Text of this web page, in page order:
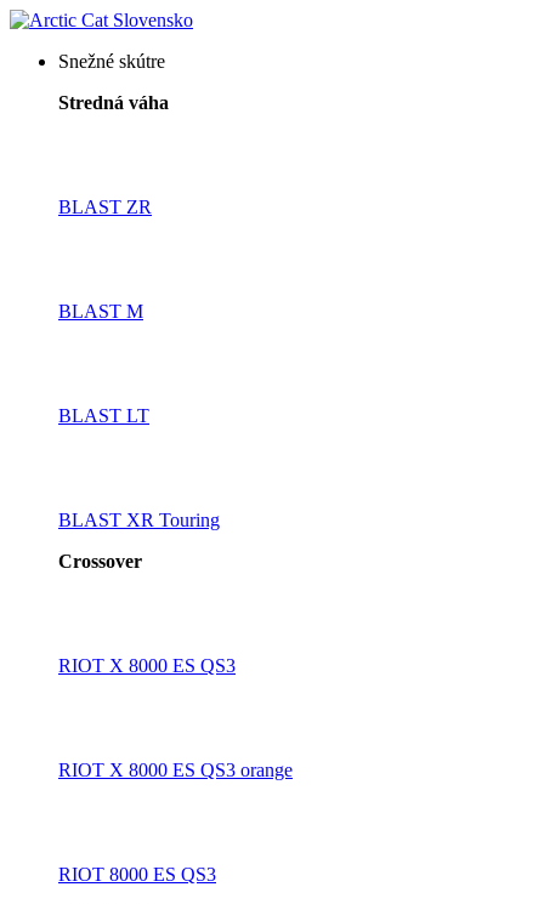
Snežné skútre
Stredná váha
BLAST ZR
BLAST M
BLAST LT
BLAST XR Touring
Crossover
RIOT X 8000 ES QS3
RIOT X 8000 ES QS3 orange
RIOT 8000 ES QS3